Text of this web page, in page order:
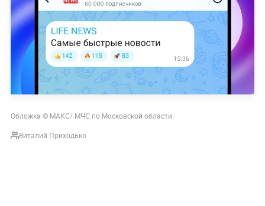
Обложка © МАКС/ МЧС по Московской области
Виталий Приходько